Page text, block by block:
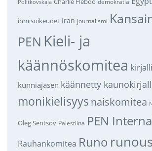
Politkovskaja
ihmisoikeudet Iran journalismi
PEN Kieli- ja
käännöskomitea
kunniajäsen käännetty
monikielisyys naiskomitea
Oleg Sentsov Palestiina PEN
Rauhankomitea Runo runous